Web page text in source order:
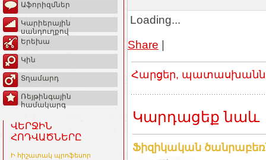
Աֆորիզմներ
Կարիերային
սանդուղքով
Երեխա
Կին
Տղամարդ
Ռեյթինգային
համակարգ
ՎԵՐՋԻՆ
ՀՈԴՎԱԾՆԵՐԸ
Ի հիշատակ պրոֆեսոր
Loading...
Share |
Հարցեր,
Կարդացեք նաև
Ֆիզիկական